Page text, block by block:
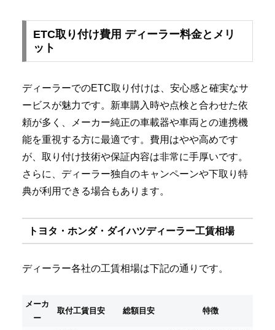
ETC取り付け費用 ディーラー料金とメリ
ット
ディーラーでのETC取り付けは、安心感と確実なサ
ービスが魅力です。新車購入時や点検と合わせた依
頼が多く、メーカー純正の車載器や車両との連携機
能を重視する方に最適です。費用はやや高めです
が、取り付け技術や保証内容は非常に手厚いです。
さらに、ディーラー独自のキャンペーンや下取り特
典が利用できる場合もあります。
トヨタ・ホンダ・ダイハツディーラー工賃相場
ディーラー各社の工賃相場は下記の通りです。
メーカ
ー
取付工賃目安 総額目安 特徴